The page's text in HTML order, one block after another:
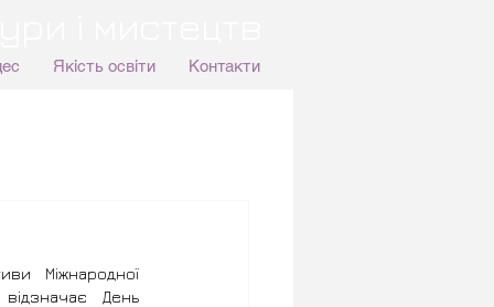
Якість освіти Контакти
Міжнародної
відзначає День